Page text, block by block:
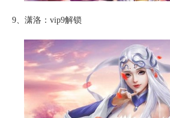
9、潇洛：vip9解锁